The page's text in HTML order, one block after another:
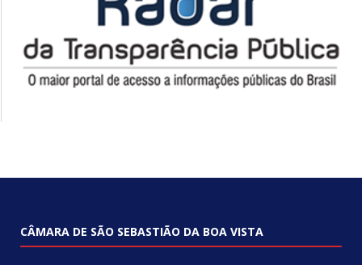
CÂMARA DE SÃO SEBASTIÃO DA BOA VISTA